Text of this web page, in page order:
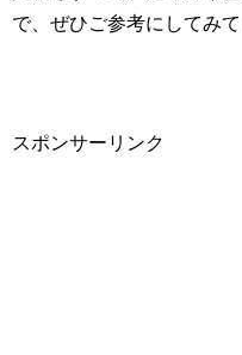
で、ぜひご参考にしてみ
スポンサーリンク